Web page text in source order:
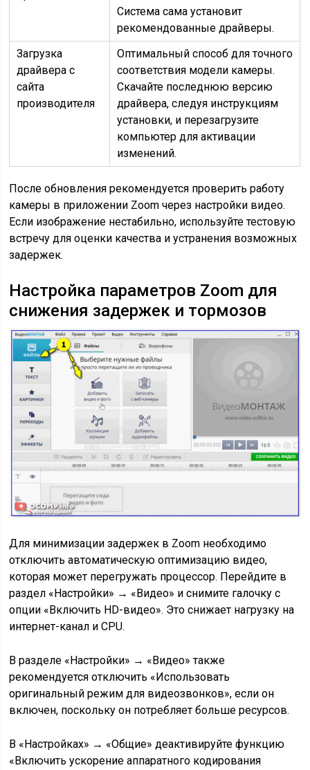
Система сама установит
рекомендованные драйверы.
Загрузка
драйвера с
сайта
производителя
Оптимальный способ для точного
соответствия модели камеры.
Скачайте последнюю версию
драйвера, следуя инструкциям
установки, и перезагрузите
компьютер для активации
изменений.
После обновления рекомендуется проверить работу
камеры в приложении Zoom через настройки видео.
Если изображение нестабильно, используйте тестовую
встречу для оценки качества и устранения возможных
задержек.
Настройка параметров Zoom для
снижения задержек и тормозов
Для минимизации задержек в Zoom необходимо
отключить автоматическую оптимизацию видео,
которая может перегружать процессор. Перейдите в
раздел «Настройки» → «Видео» и снимите галочку с
опции «Включить HD-видео». Это снижает нагрузку на
интернет-канал и CPU.
В разделе «Настройки» → «Видео» также
рекомендуется отключить «Использовать
оригинальный режим для видеозвонков», если он
включен, поскольку он потребляет больше ресурсов.
В «Настройках» → «Общие» деактивируйте функцию
«Включить ускорение аппаратного кодирования